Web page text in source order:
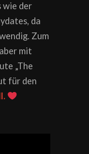
wie der
da
Zum
mit
„The
für den